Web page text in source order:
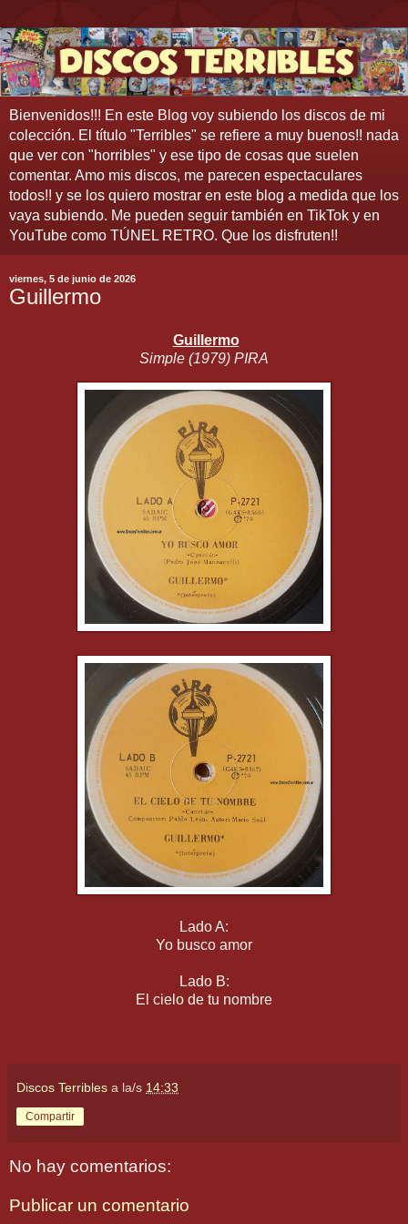
Bienvenidos!!! En este Blog voy subiendo los discos de mi
colección. El título "Terribles" se refiere a muy buenos!! nada
que ver con "horribles" y ese tipo de cosas que suelen
comentar. Amo mis discos, me parecen espectaculares
todos!! y se los quiero mostrar en este blog a medida que los
vaya subiendo. Me pueden seguir también en TikTok y en
YouTube como TÚNEL RETRO. Que los disfruten!!
viernes, 5 de junio de 2026
Guillermo
Guillermo
Simple (1979) PIRA
Lado A:
Yo busco amor
Lado B:
El cielo de tu nombre
Discos Terribles a la/s 14:33
Compartir
No hay comentarios:
Publicar un comentario